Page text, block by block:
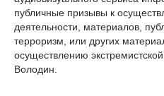
публичные призывы к
деятельности, материалов,
терроризм, или других
осуществлению
Володин.